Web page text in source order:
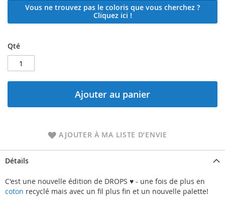
Vous ne trouvez pas le coloris que vous cherchez ?
Cliquez ici !
Qté
Ajouter au panier
AJOUTER À MA LISTE D’ENVIE
Détails
C'est une nouvelle édition de DROPS ♥ - une fois de plus en
coton recyclé mais avec un fil plus fin et un nouvelle palette!